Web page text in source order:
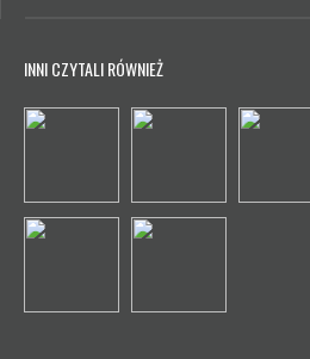
INNI CZYTALI RÓWNIEŻ